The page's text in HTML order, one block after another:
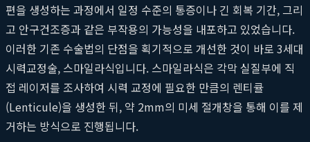
편을 생성하는 과정에서 일정 수준의 통증이나 긴 회복 기간, 그리
고 안구건조증과 같은 부작용의 가능성을 내포하고 있었습니다.
이러한 기존 수술법의 단점을 획기적으로 개선한 것이 바로 3세대
시력교정술, 스마일라식입니다. 스마일라식은 각막 실질부에 직
접 레이저를 조사하여 시력 교정에 필요한 만큼의 렌티큘
(Lenticule)을 생성한 뒤, 약 2mm의 미세 절개창을 통해 이를 제
거하는 방식으로 진행됩니다.